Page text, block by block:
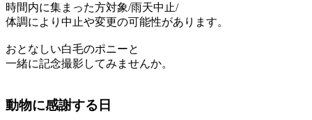
時間内に集まった方対象/雨天中止/
体調により中止や変更の可能性があります。
おとなしい白毛のポニーと
一緒に記念撮影してみませんか。
動物に感謝する日